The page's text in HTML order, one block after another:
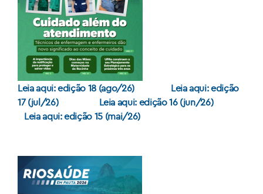
Leia aqui: edição 18 (ago/26)
Leia aqui: edição
17 (jul/26)
Leia aqui: edição 16 (jun/26)
Leia aqui: edição 15 (mai/26)